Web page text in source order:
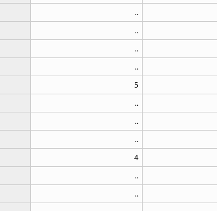
..
..
..
..
5
..
..
..
4
..
..